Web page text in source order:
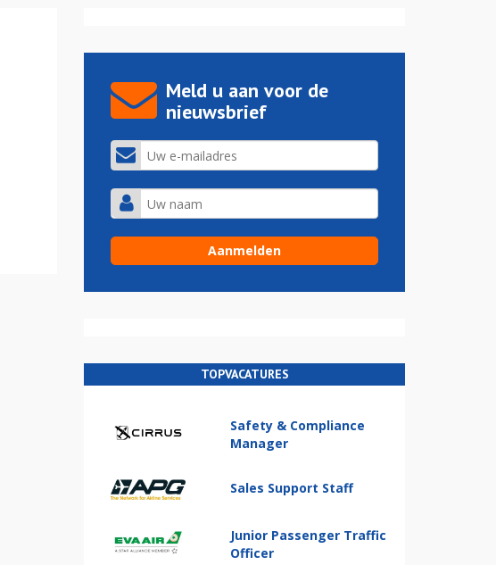
Meld u aan voor de
nieuwsbrief
TOPVACATURES
Safety & Compliance
Manager
Sales Support Staff
Junior Passenger Traffic
Officer